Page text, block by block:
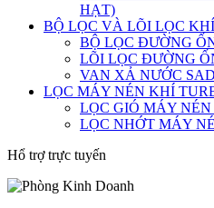
HẠT)
BỘ LỌC VÀ LÕI LỌC
BỘ LỌC ĐƯỜNG
LÕI LỌC ĐƯỜNG
VAN XẢ NƯỚC
LỌC MÁY NÉN KHÍ
LỌC GIÓ MÁY
LỌC NHỚT MÁY
Hổ trợ trực tuyến